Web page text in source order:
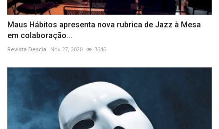
Maus Hábitos apresenta nova rubrica de Jazz à Mesa
em colaboração...
Revista Descla Nov 27, 2020 3646